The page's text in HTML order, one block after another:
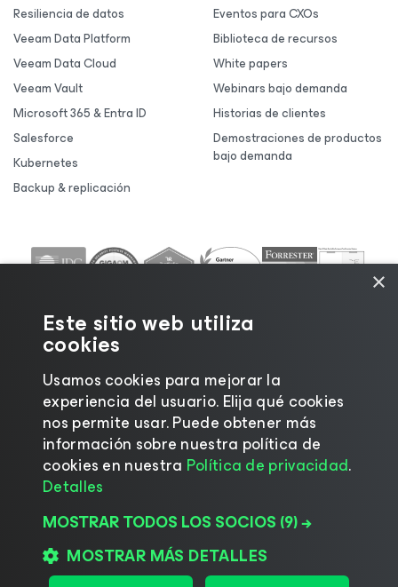
Resiliencia de datos
Veeam Data Platform
Veeam Data Cloud
Veeam Vault
Microsoft 365 & Entra ID
Salesforce
Kubernetes
Backup & replicación
Eventos para CXOs
Biblioteca de recursos
White papers
Webinars bajo demanda
Historias de clientes
Demostraciones de productos
bajo demanda
©2026 Veeam® Software |Aviso de privacidad
Aviso de cookies|Legal|Política de licencias
Recursos para proveedores
×
Este sitio web utiliza
cookies
Usamos cookies para mejorar la
experiencia del usuario. Elija qué cookies
nos permite usar. Puede obtener más
información sobre nuestra política de
cookies en nuestra Política de privacidad.
Detalles
MOSTRAR TODOS LOS SOCIOS (9) →
MOSTRAR MÁS DETALLES